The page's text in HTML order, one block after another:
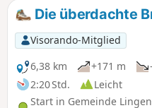
Die überdachte
Visorando-Mitglied
6,38 km
+171 m
2:20 Std.
Leicht
Start in Gemeinde